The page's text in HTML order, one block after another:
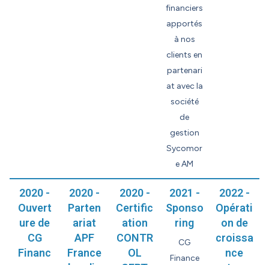
financiers
apportés
à nos
clients en
partenari
at avec la
société
de
gestion
Sycomor
e AM
2020 -
Ouvert
ure de
CG
Financ
2020 -
Parten
ariat
APF
France
2020 -
Certific
ation
CONTR
OL
2021 -
Sponso
ring
CG
Finance
2022 -
Opérati
on de
croissa
nce